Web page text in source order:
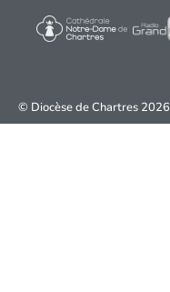
© Diocèse de Chartres 2026